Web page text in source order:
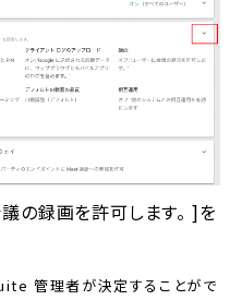
の録画を許可します。 ]を
管理者が決定することがで